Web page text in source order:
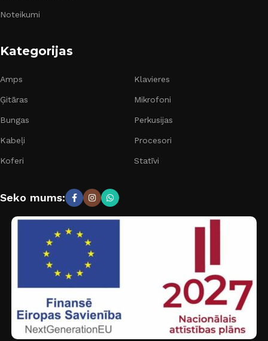
Noteikumi
Kategorijas
Amps
Ģitāras
Bungas
Kabeļi
Koferi
Klavieres
Mikrofoni
Perkusijas
Procesori
Statīvi
Seko mums: